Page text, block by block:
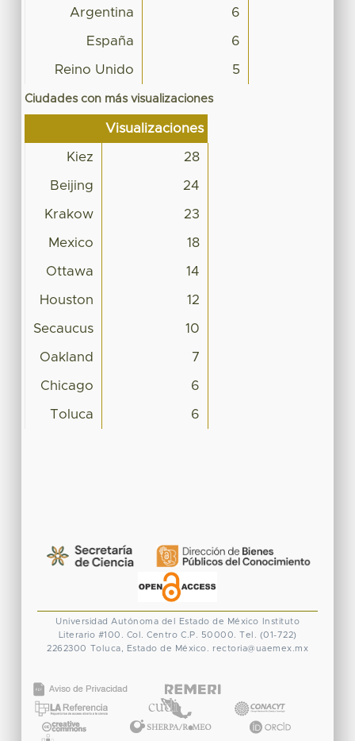
Argentina 6
España 6
Reino Unido 5
Ciudades con más visualizaciones
Visualizaciones
Kiez 28
Beijing 24
Krakow 23
Mexico 18
Ottawa 14
Houston 12
Secaucus 10
Oakland 7
Chicago 6
Toluca 6
Universidad Autónoma del Estado de México
Instituto
Literario #100. Col. Centro C.P. 50000. Tel. (01-722)
2262300 Toluca, Estado de México. rectoria@uaemex.mx